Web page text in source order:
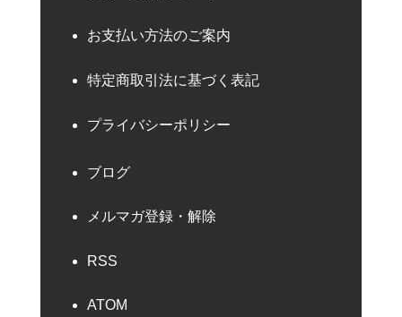
お支払い方法のご案内
特定商取引法に基づく表記
プライバシーポリシー
ブログ
メルマガ登録・解除
RSS
ATOM